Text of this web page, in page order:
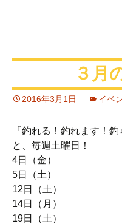
３月
2016年3月1日 イベ
『釣れる！釣れます！
と、毎週土曜日！
4日（金）
5日（土）
12日（土）
14日（月）
19日（土）